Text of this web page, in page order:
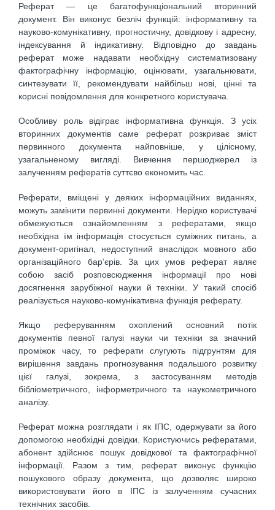
Реферат — це багатофункціональний вторинний
документ. Він виконує безліч функцій: інформативну та
науково-комунікативну, прогностичну, довідкову і адресну,
індексування й індикативну. Відповідно до завдань
реферат може надавати необхідну систематизовану
фактографічну інформацію, оцінювати, узагальнювати,
синтезувати її, рекомендувати найбільш нові, цінні та
корисні повідомлення для конкретного користувача.
Особливу роль відіграє інформативна функція. З усіх
вторинних документів саме реферат розкриває зміст
первинного документа найповніше, у цілісному,
узагальненому вигляді. Вивчення першоджерел із
залученням рефератів суттєво економить час.
Реферати, вміщені у деяких інформаційних виданнях,
можуть замінити первинні документи. Нерідко користувачі
обмежуються ознайомленням з рефератами, якщо
необхідна їм інформація стосується суміжних питань, а
документ-оригінал, недоступний внаслідок мовного або
організаційного бар’єрів. За цих умов реферат являє
собою засіб розповсюдження інформації про нові
досягнення зарубіжної науки й техніки. У такий спосіб
реалізується науково-комунікативна функція реферату.
Якщо реферуванням охоплений основний потік
документів певної галузі науки чи техніки за значний
проміжок часу, то реферати слугують підгрунтям для
вирішення завдань прогнозування подальшого розвитку
цієї галузі, зокрема, з застосуванням методів
бібліометричного, інформетричного та наукометричного
аналізу.
Реферат можна розглядати і як ІПС, одержувати за його
допомогою необхідні довідки. Користуючись рефератами,
абонент здійснює пошук довідкової та фактографічної
інформації. Разом з тим, реферат виконує функцію
пошукового образу документа, що дозволяє широко
використовувати його в ІПС із залученням сучасних
технічних засобів.